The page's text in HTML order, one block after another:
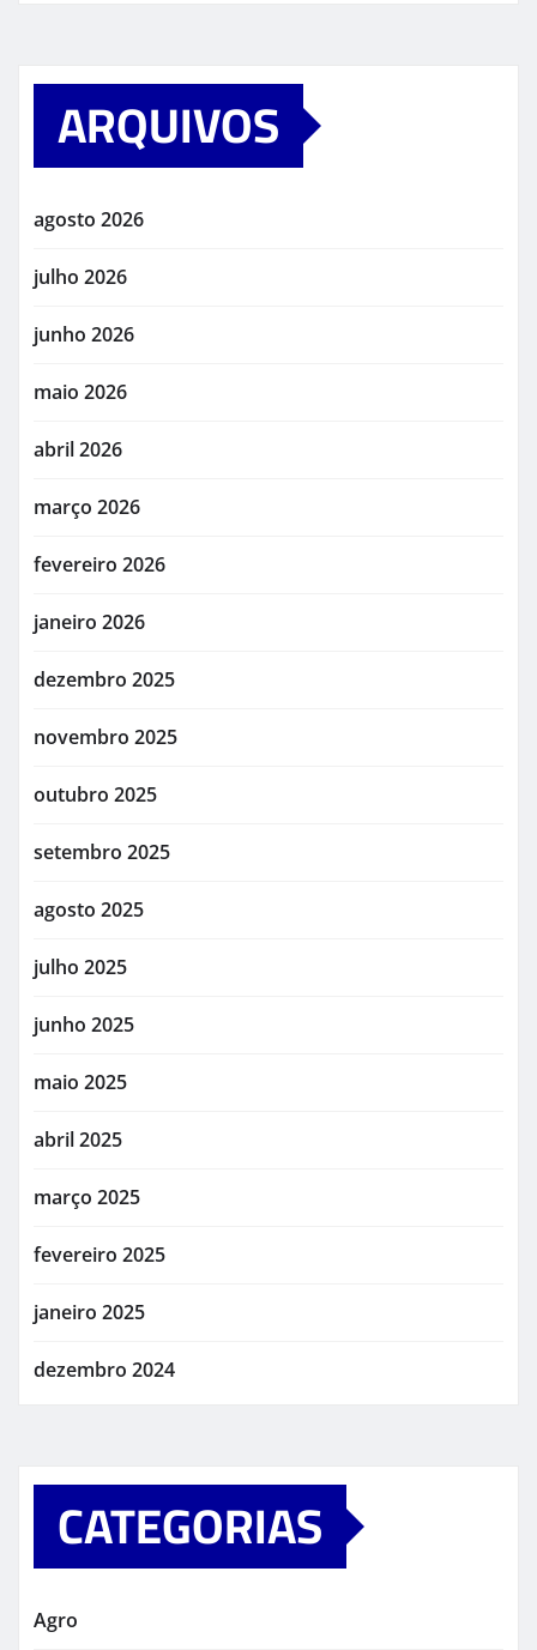
ARQUIVOS
agosto 2026
julho 2026
junho 2026
maio 2026
abril 2026
março 2026
fevereiro 2026
janeiro 2026
dezembro 2025
novembro 2025
outubro 2025
setembro 2025
agosto 2025
julho 2025
junho 2025
maio 2025
abril 2025
março 2025
fevereiro 2025
janeiro 2025
dezembro 2024
CATEGORIAS
Agro